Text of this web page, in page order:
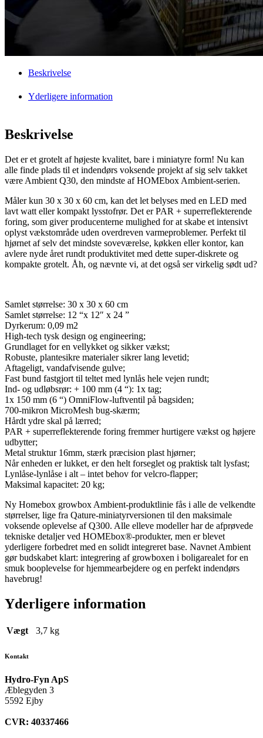
Beskrivelse
Yderligere information
Beskrivelse
Det er et grotelt af højeste kvalitet, bare i miniatyre form! Nu kan
alle finde plads til et indendørs voksende projekt af sig selv takket
være Ambient Q30, den mindste af HOMEbox Ambient-serien.
Måler kun 30 x 30 x 60 cm, kan det let belyses med en LED med
lavt watt eller kompakt lysstofrør. Det er PAR + superreflekterende
foring, som giver producenterne mulighed for at skabe et intensivt
oplyst vækstområde uden overdreven varmeproblemer. Perfekt til
hjørnet af selv det mindste soveværelse, køkken eller kontor, kan
avlere nyde året rundt produktivitet med dette super-diskrete og
kompakte grotelt. Åh, og nævnte vi, at det også ser virkelig sødt ud?
Samlet størrelse: 30 x 30 x 60 cm
Samlet størrelse: 12 “x 12″ x 24 ”
Dyrkerum: 0,09 m2
High-tech tysk design og engineering;
Grundlaget for en vellykket og sikker vækst;
Robuste, plantesikre materialer sikrer lang levetid;
Aftageligt, vandafvisende gulve;
Fast bund fastgjort til teltet med lynlås hele vejen rundt;
Ind- og udløbsrør: + 100 mm (4 “): 1x tag;
1x 150 mm (6 “) OmniFlow-luftventil på bagsiden;
700-mikron MicroMesh bug-skærm;
Hårdt ydre skal på lærred;
PAR + superreflekterende foring fremmer hurtigere vækst og højere
udbytter;
Metal struktur 16mm, stærk præcision plast hjørner;
Når enheden er lukket, er den helt forseglet og praktisk talt lysfast;
Lynlåse-lynlåse i alt – intet behov for velcro-flapper;
Maksimal kapacitet: 20 kg;
Ny Homebox growbox Ambient-produktlinie fås i alle de velkendte
størrelser, lige fra Qature-miniatyrversionen til den maksimale
voksende oplevelse af Q300. Alle elleve modeller har de afprøvede
tekniske detaljer ved HOMEbox®-produkter, men er blevet
yderligere forbedret med en solidt integreret base. Navnet Ambient
gør budskabet klart: integrering af growboxen i boligarealet for en
smuk booplevelse for hjemmearbejdere og en perfekt indendørs
havebrug!
Yderligere information
Vægt 3,7 kg
Kontakt
Hydro-Fyn ApS
Æblegyden 3
5592 Ejby
CVR: 40337466